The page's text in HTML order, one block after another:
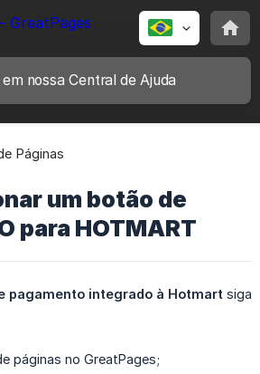
Páginas
um botão de
para HOTMART
pagamento integrado à Hotmart siga
páginas no GreatPages;